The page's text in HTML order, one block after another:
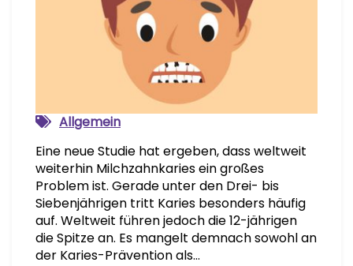
Allgemein
Eine neue Studie hat ergeben, dass weltweit
weiterhin Milchzahnkaries ein großes
Problem ist. Gerade unter den Drei- bis
Siebenjährigen tritt Karies besonders häufig
auf. Weltweit führen jedoch die 12-jährigen
die Spitze an. Es mangelt demnach sowohl an
der Karies-Prävention als…